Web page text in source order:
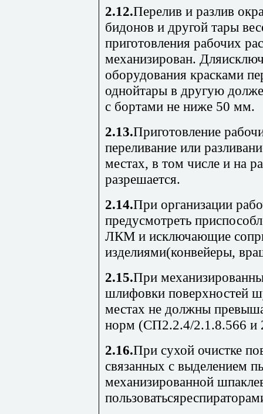
2.12.Перелив и разлив
бидонов и другой тары
приготовления рабочих
механизирован.
оборудования красками
однойтары в другую
с бортами не ниже 50 мм.
2.13.Приготовление
переливание или
местах, в том числе и на
разрешается.
2.14.При организации
предусмотреть
ЛКМ и исключающие
изделиями(конвейеры,
2.15.При
шлифовки поверхностей
местах не должны
норм (СП2.2.4/2.1.8.566 и
2.16.При сухой очистке
связанных с выделением
механизированной